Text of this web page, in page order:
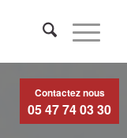
Contactez nous
05 47 74 03 30